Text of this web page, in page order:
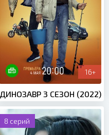
16+
ДИНОЗАВР 3 СЕЗОН (2022)
8 серий